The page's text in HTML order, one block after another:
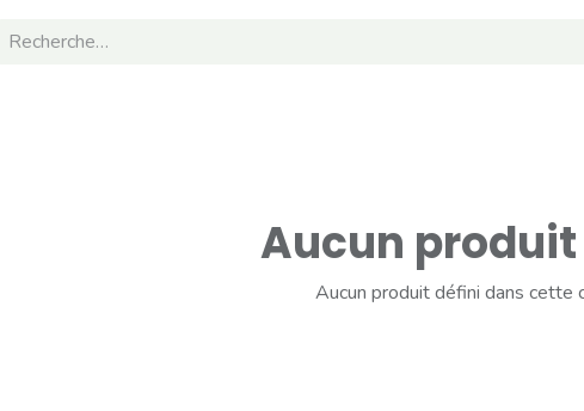
Aucun
Aucun produit défini dans cette